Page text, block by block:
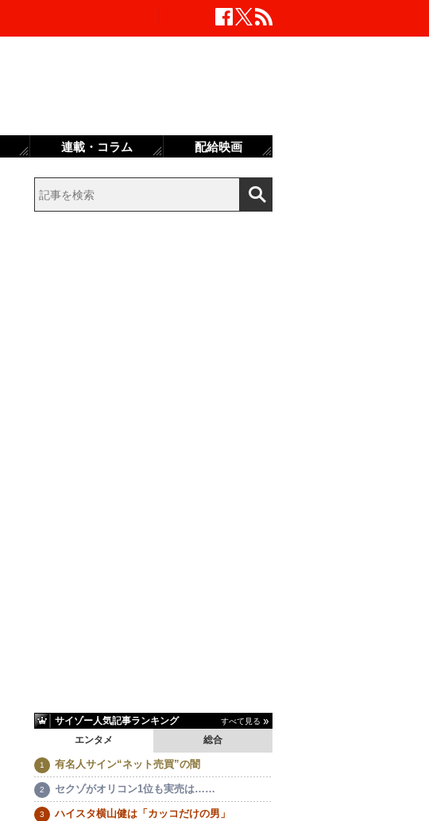
サイゾー人気記事ランキング すべて見る
エンタメ 総合
有名人サイン“ネット売買”の闇
セクゾがオリコン1位も実売は……
ハイスタ横山健は「カッコだけの男」
連載・コラム 配給映画